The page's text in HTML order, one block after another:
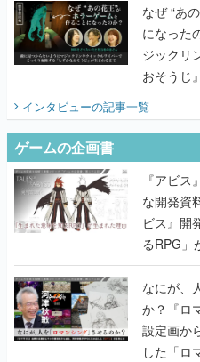
なぜ “あ
になったのか？ 敵に見つか
ジックリ
おそうじ
インタビューの記事一覧
ゲームの企画書
『アビ
な開発資
ビス』開
るRPG」
書】
なにが、
か？『ロ
設定画か
した「ロ